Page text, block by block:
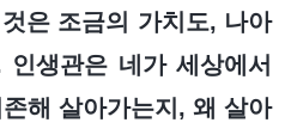
은 조금의 가치도, 나아
생관은 네가 세상에서
해 살아가는지, 왜 살아